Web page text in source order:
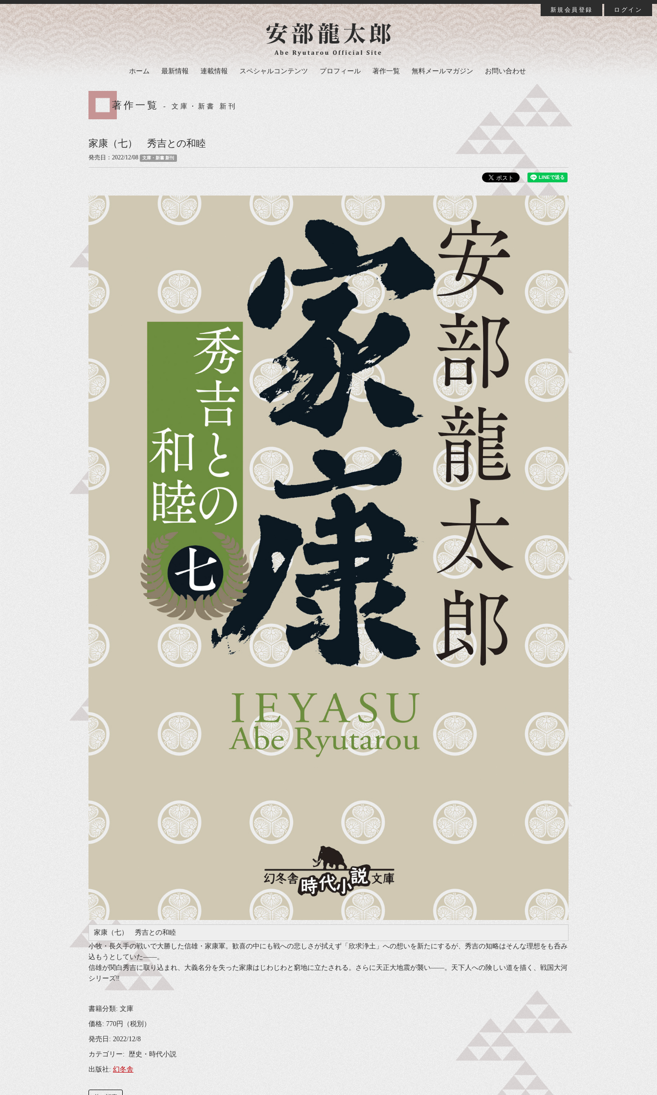
ホーム 最新情報 連載情報 スペシャルコンテンツ プロフィール 著作一覧 無料メールマガジン お問い合わせ
新規会員登録 ログイン
著作一覧 - 文庫・新書 新刊
家康（七） 秀吉との和睦
発売日：2022/12/08 文庫・新書 新刊
家康（七） 秀吉との和睦
小牧・長久手の戦いで大勝した信雄・家康軍。歓喜の中にも戦への悲しさが拭えず「欣求浄土」への想いを新たにするが、秀吉の知略はそんな理想をも呑み
込もうとしていた――。
信雄が関白秀吉に取り込まれ、大義名分を失った家康はじわじわと窮地に立たされる。さらに天正大地震が襲い――。天下人への険しい道を描く、戦国大河
シリーズ‼
書籍分類: 文庫
価格: 770円（税別）
発売日: 2022/12/8
カテゴリー: 歴史・時代小説
出版社: 幻冬舎